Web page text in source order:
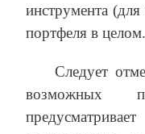
инструмента
портфеля в целом.
Следует
возможных